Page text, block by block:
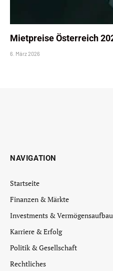
Mietpreise Österreich
6. März 2026
NAVIGATION
Startseite
Finanzen & Märkte
Investments & Vermögensaufbau
Karriere & Erfolg
Politik & Gesellschaft
Rechtliches